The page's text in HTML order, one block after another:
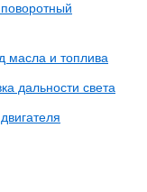
масла и топлива
дальности света